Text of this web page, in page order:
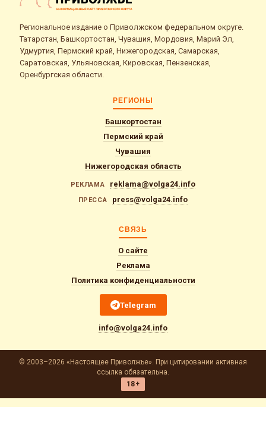
Региональное издание о Приволжском федеральном округе.
Татарстан, Башкортостан, Чувашия, Мордовия, Марий Эл,
Удмуртия, Пермский край, Нижегородская, Самарская,
Саратовская, Ульяновская, Кировская, Пензенская,
Оренбургская области.
РЕГИОНЫ
Башкортостан
Пермский край
Чувашия
Нижегородская область
РЕКЛАМА reklama@volga24.info
ПРЕССА press@volga24.info
СВЯЗЬ
О сайте
Реклама
Политика конфиденциальности
Telegram
info@volga24.info
© 2003–2026 «Настоящее Приволжье». При цитировании активная
ссылка обязательна.
18+